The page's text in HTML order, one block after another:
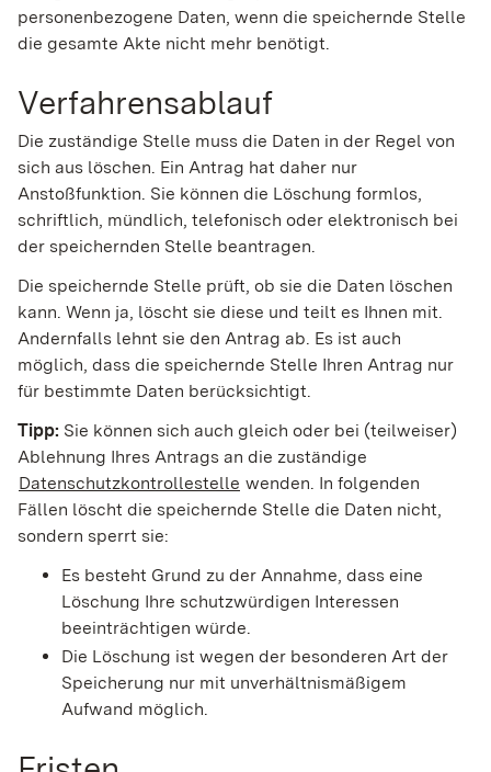
personenbezogene Daten, wenn die speichernde Stelle
die gesamte Akte nicht mehr benötigt.
Verfahrensablauf
Die zuständige Stelle muss die Daten in der Regel von
sich aus löschen. Ein Antrag hat daher nur
Anstoßfunktion. Sie können die Löschung formlos,
schriftlich, mündlich, telefonisch oder elektronisch bei
der speichernden Stelle beantragen.
Die speichernde Stelle prüft, ob sie die Daten löschen
kann. Wenn ja, löscht sie diese und teilt es Ihnen mit.
Andernfalls lehnt sie den Antrag ab. Es ist auch
möglich, dass die speichernde Stelle Ihren Antrag nur
für bestimmte Daten berücksichtigt.
Tipp: Sie können sich auch gleich oder bei (teilweiser)
Ablehnung Ihres Antrags an die zuständige
Datenschutzkontrollestelle wenden. In folgenden
Fällen löscht die speichernde Stelle die Daten nicht,
sondern sperrt sie:
Es besteht Grund zu der Annahme, dass eine
Löschung Ihre schutzwürdigen Interessen
beeinträchtigen würde.
Die Löschung ist wegen der besonderen Art der
Speicherung nur mit unverhältnismäßigem
Aufwand möglich.